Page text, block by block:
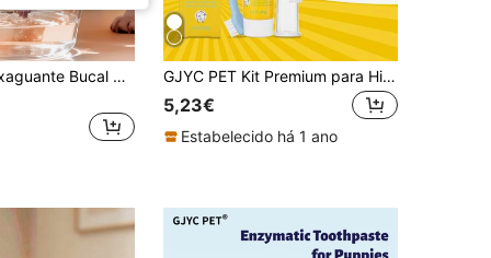
YEGBONG Enxaguante Bucal Dentário para Animais de Estimação para Cães e Gatos, Comestível, Universal para Gatos e Cães, Remove o Mau Hálito e o Tártaro, Líquido de Limpeza Oral Sem Escova para Cães Pequenos e Gatos de Pelo Comprido, Cuidados Diários em Casa e Portátil para Viagens, Natal, Carnaval, Ano Novo, Feriado de Animais de Estimação, Presente de Aniversário para Animais de Estimação
GJYC PET Kit Premium para Higiene Dental de Animais de Estimação | Inclui Pasta de Dente, Escova de Dentes e Dedeira | Reduz o Acúmulo de Placa e Tártaro | Ideal para Filhotes, Kit com 3 Peças, Sabor Leite
5,23€
Estabelecido há 1 ano